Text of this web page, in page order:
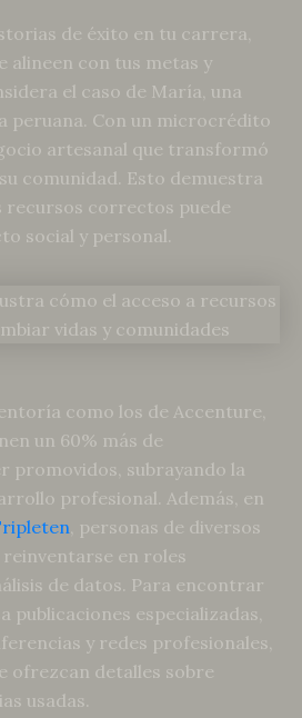
de éxito en tu carrera,
alineen con tus metas y
el caso de María, una
peruana. Con un microcrédito
artesanal que transformó
comunidad. Esto demuestra
recursos correctos puede
social y personal.
como los de Accenture,
un 60% más de
promovidos, subrayando la
profesional. Además, en
, personas de diversos
en roles
de datos. Para encontrar
publicaciones especializadas,
y redes profesionales,
ofrezcan detalles sobre
usadas.